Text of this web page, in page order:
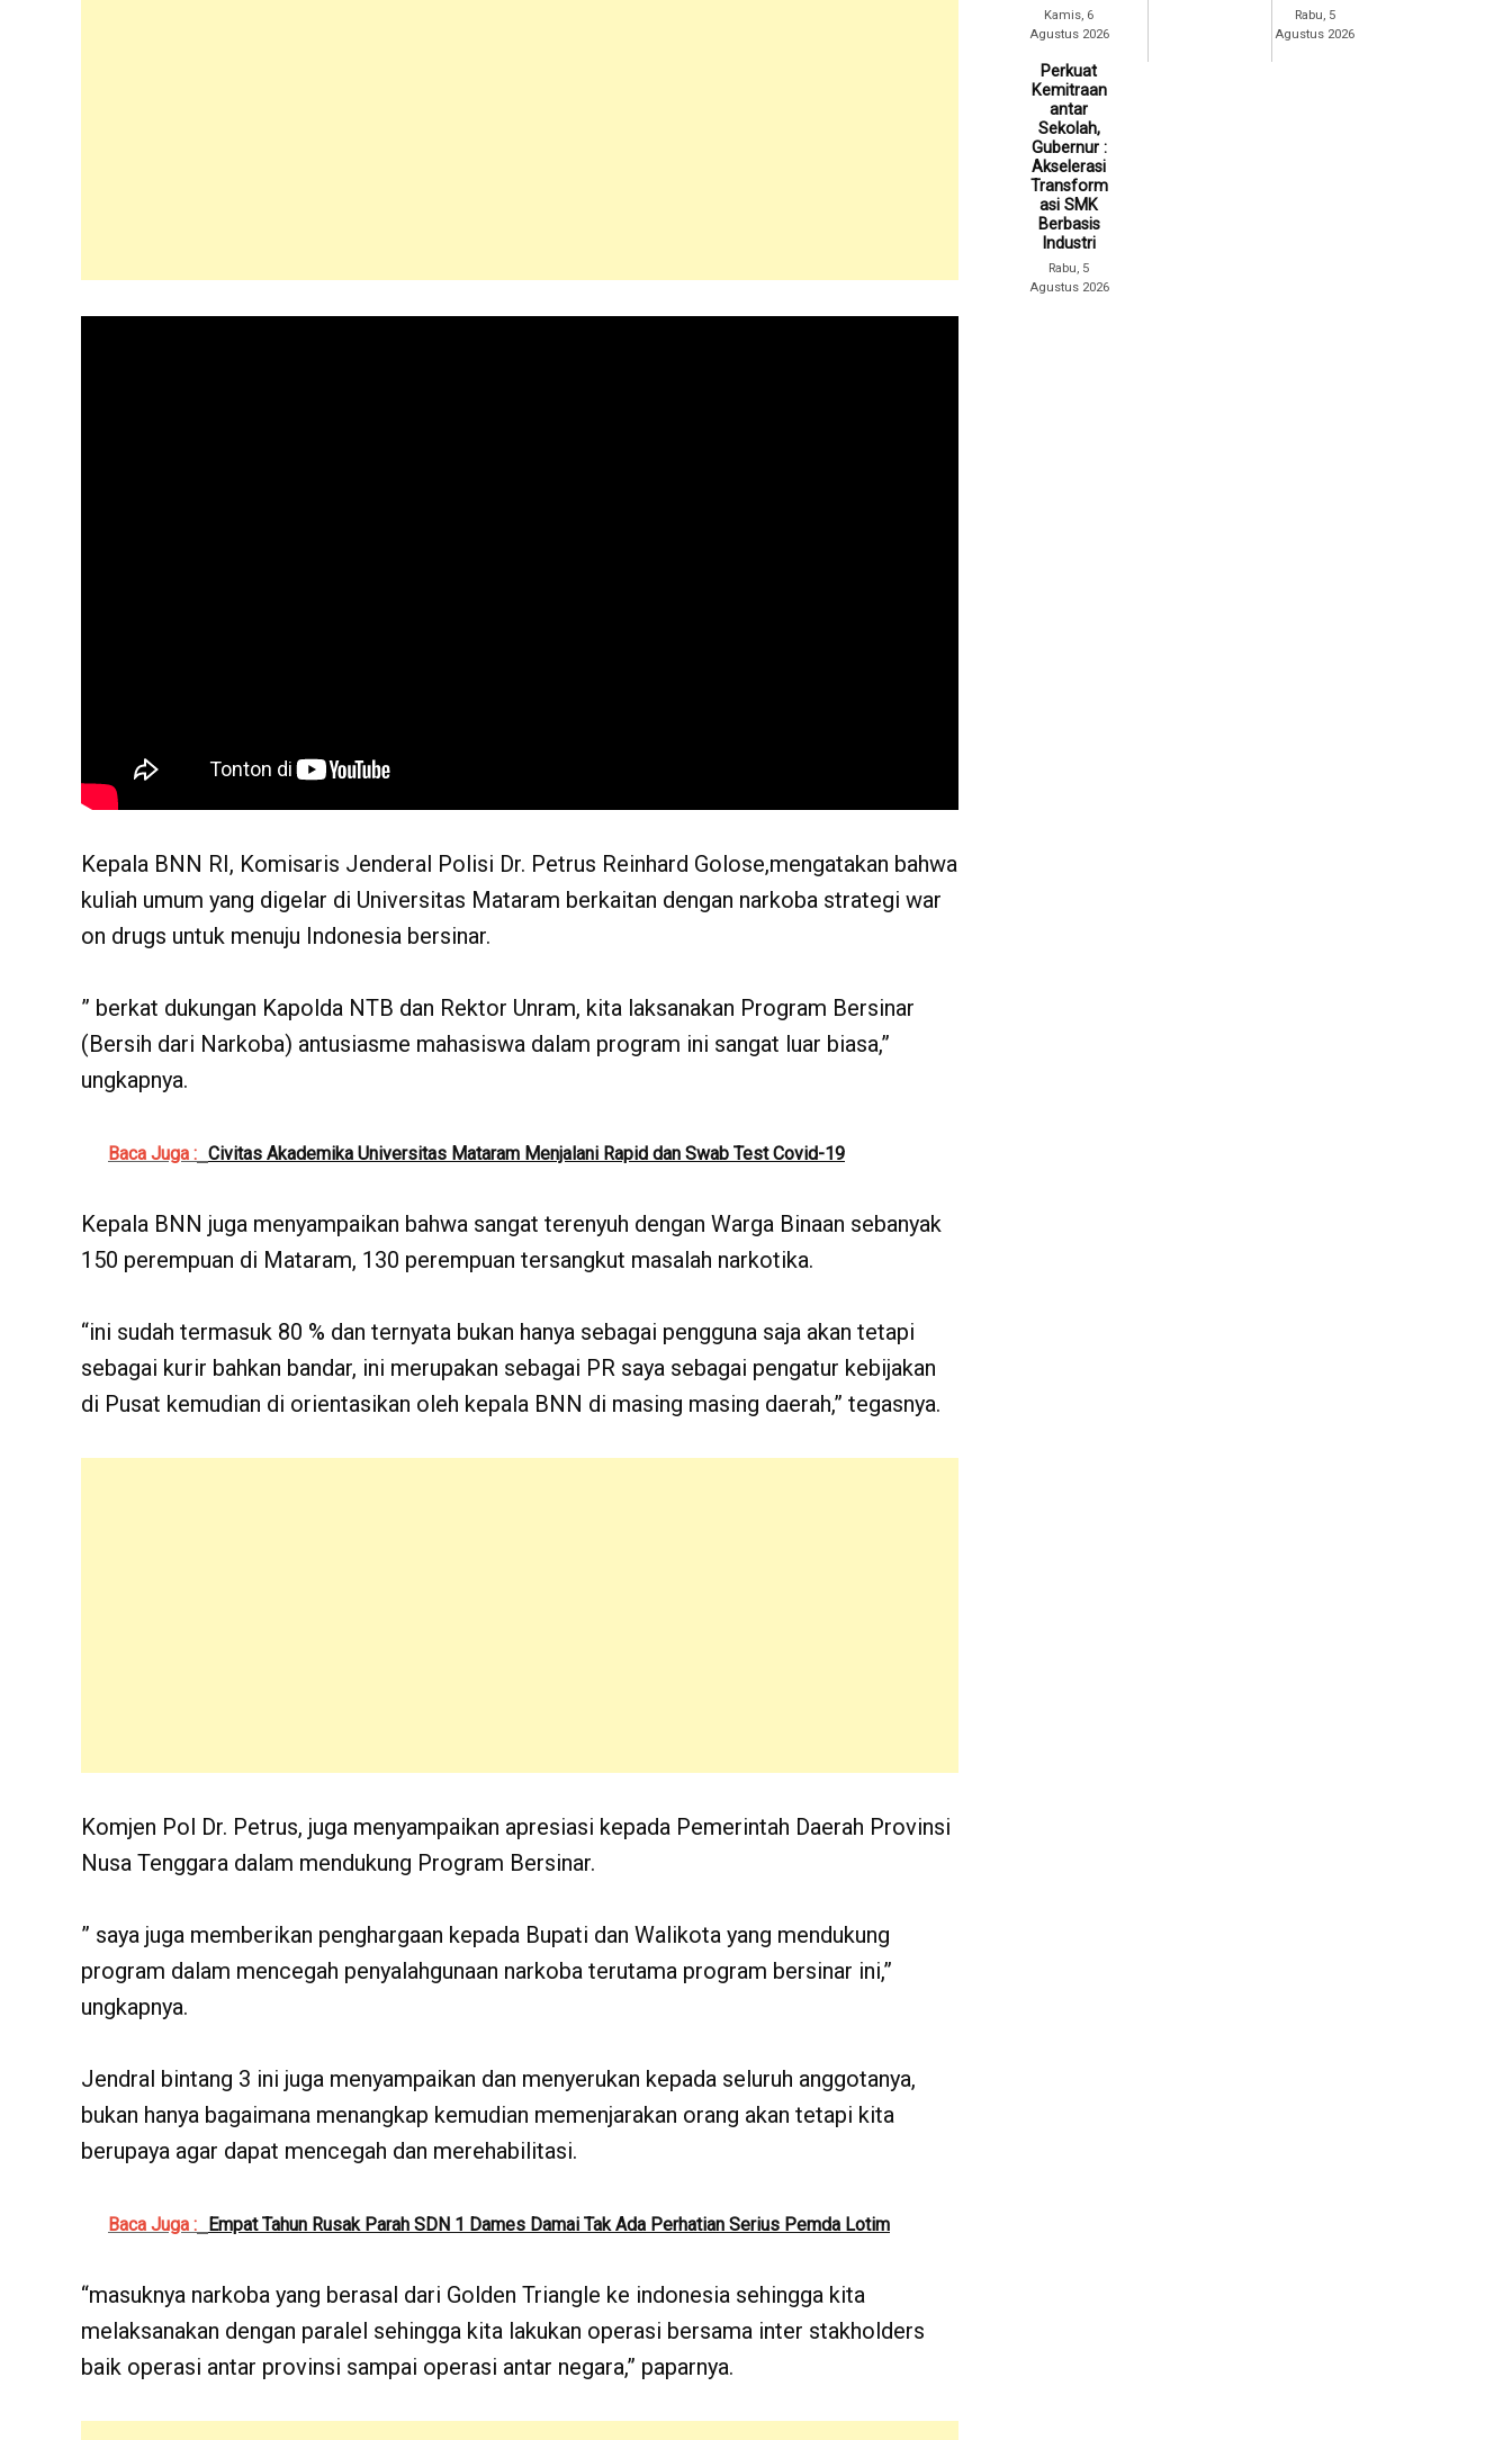
Kepala BNN RI, Komisaris Jenderal Polisi Dr. Petrus Reinhard Golose,mengatakan bahwa
kuliah umum yang digelar di Universitas Mataram berkaitan dengan narkoba strategi war
on drugs untuk menuju Indonesia bersinar.
” berkat dukungan Kapolda NTB dan Rektor Unram, kita laksanakan Program Bersinar
(Bersih dari Narkoba) antusiasme mahasiswa dalam program ini sangat luar biasa,”
ungkapnya.
Baca Juga : Civitas Akademika Universitas Mataram Menjalani Rapid dan Swab Test Covid-19
Kepala BNN juga menyampaikan bahwa sangat terenyuh dengan Warga Binaan sebanyak
150 perempuan di Mataram, 130 perempuan tersangkut masalah narkotika.
“ini sudah termasuk 80 % dan ternyata bukan hanya sebagai pengguna saja akan tetapi
sebagai kurir bahkan bandar, ini merupakan sebagai PR saya sebagai pengatur kebijakan
di Pusat kemudian di orientasikan oleh kepala BNN di masing masing daerah,” tegasnya.
Komjen Pol Dr. Petrus, juga menyampaikan apresiasi kepada Pemerintah Daerah Provinsi
Nusa Tenggara dalam mendukung Program Bersinar.
” saya juga memberikan penghargaan kepada Bupati dan Walikota yang mendukung
program dalam mencegah penyalahgunaan narkoba terutama program bersinar ini,”
ungkapnya.
Jendral bintang 3 ini juga menyampaikan dan menyerukan kepada seluruh anggotanya,
bukan hanya bagaimana menangkap kemudian memenjarakan orang akan tetapi kita
berupaya agar dapat mencegah dan merehabilitasi.
Baca Juga : Empat Tahun Rusak Parah SDN 1 Dames Damai Tak Ada Perhatian Serius Pemda Lotim
“masuknya narkoba yang berasal dari Golden Triangle ke indonesia sehingga kita
melaksanakan dengan paralel sehingga kita lakukan operasi bersama inter stakholders
baik operasi antar provinsi sampai operasi antar negara,” paparnya.
Kamis, 6
Agustus 2026
Rabu, 5
Agustus 2026
Perkuat
Kemitraan
antar
Sekolah,
Gubernur :
Akselerasi
Transform
asi SMK
Berbasis
Industri
Rabu, 5
Agustus 2026